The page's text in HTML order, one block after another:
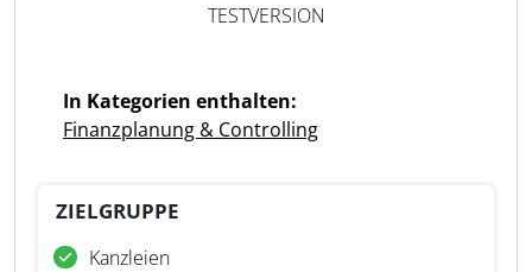
TESTVERSION
In Kategorien enthalten:
Finanzplanung & Controlling
ZIELGRUPPE
Kanzleien